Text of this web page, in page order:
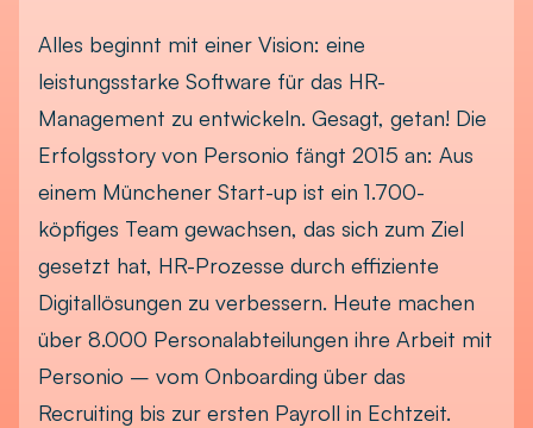
Alles beginnt mit einer Vision: eine
leistungsstarke Software für das HR-
Management zu entwickeln. Gesagt, getan! Die
Erfolgsstory von Personio fängt 2015 an: Aus
einem Münchener Start-up ist ein 1.700-
köpfiges Team gewachsen, das sich zum Ziel
gesetzt hat, HR-Prozesse durch effiziente
Digitallösungen zu verbessern. Heute machen
über 8.000 Personalabteilungen ihre Arbeit mit
Personio – vom Onboarding über das
Recruiting bis zur ersten Payroll in Echtzeit.